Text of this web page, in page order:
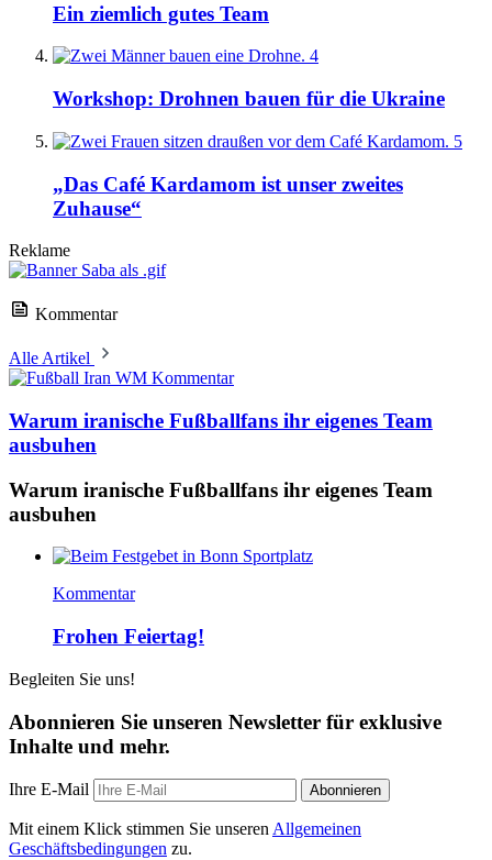
Ein ziemlich gutes Team
4
Workshop: Drohnen bauen für die Ukraine
5
„Das Café Kardamom ist unser zweites
Zuhause“
Reklame
Kommentar
Alle Artikel
Kommentar
Warum iranische Fußballfans ihr eigenes Team
ausbuhen
Warum iranische Fußballfans ihr eigenes Team
ausbuhen
Kommentar
Frohen Feiertag!
Begleiten Sie uns!
Abonnieren Sie unseren Newsletter für exklusive
Inhalte und mehr.
Ihre E-Mail Abonnieren
Mit einem Klick stimmen Sie unseren Allgemeinen
Geschäftsbedingungen zu.